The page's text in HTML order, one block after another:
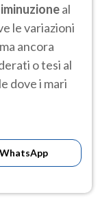
al
le variazioni
ancora
o tesi al
dove i mari
WhatsApp